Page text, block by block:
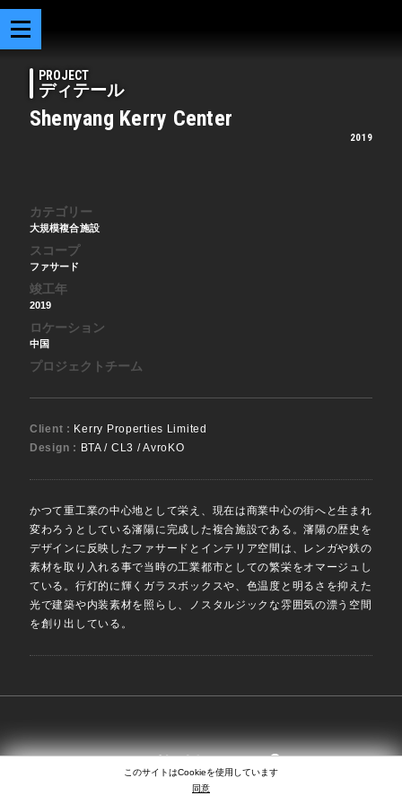
PROJECT
ディテール
Shenyang Kerry Center
2019
カテゴリー
大規模複合施設
スコープ
ファサード
竣工年
2019
ロケーション
中国
プロジェクトチーム
Client : Kerry Properties Limited
Design : BTA / CL3 / AvroKO
かつて重工業の中心地として栄え、現在は商業中心の街へと生まれ
変わろうとしている瀋陽に完成した複合施設である。瀋陽の歴史を
デザインに反映したファサードとインテリア空間は、レンガや鉄の
素材を取り入れる事で当時の工業都市としての繁栄をオマージュし
ている。行灯的に輝くガラスボックスや、色温度と明るさを抑えた
光で建築や内装素材を照らし、ノスタルジックな雰囲気の漂う空間
を創り出している。
SEARCH
EN 日本語 中文
COPYRIGHT © LIGHTING PLANNERS ASSOCIATES
このサイトはCookieを使用しています
同意